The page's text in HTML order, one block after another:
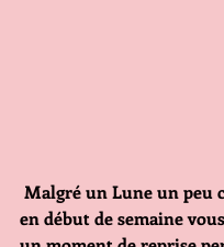
en début de semaine